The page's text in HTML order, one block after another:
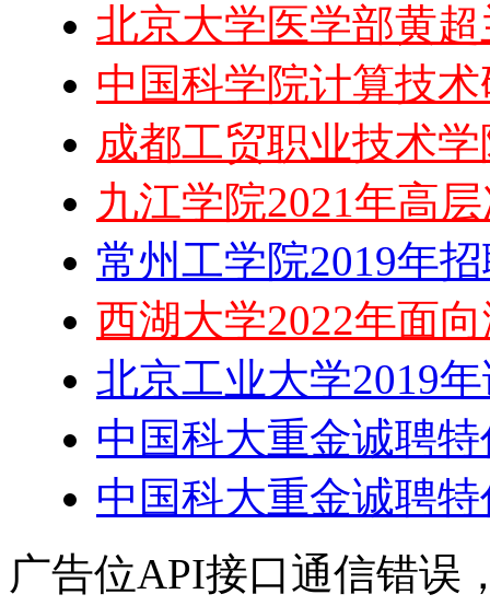
北京大学医学部黄
中国科学院计算技
成都工贸职业技术
九江学院2021年高
常州工学院2019年
西湖大学2022年面
北京工业大学2019
中国科大重金诚聘
中国科大重金诚聘
广告位API接口通信错误